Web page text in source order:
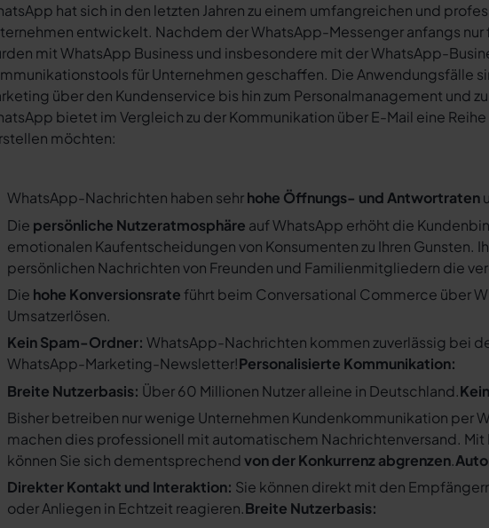
hat sich in den letzten Jahren zu einem umfangreichen und
entwickelt. Nachdem der WhatsApp-Messenger anfangs nur
mit WhatsApp Business und insbesondere mit der WhatsApp-
für Unternehmen geschaffen. Die Anwendungsfälle
über den Kundenservice bis hin zum Personalmanagement und
bietet im Vergleich zu der Kommunikation über E-Mail eine Reihe
möchten:
WhatsApp-Nachrichten haben sehrhohe Öffnungs- und Antwortraten
Die persönliche Nutzeratmosphäre auf WhatsApp erhöht die
emotionalen Kaufentscheidungen von Konsumenten zu Ihren Gunsten.
persönlichen Nachrichten von Freunden und Familienmitgliedern die
Die hohe Konversionsrate führt beim Conversational Commerce über
Umsatzerlösen.
Kein Spam-Ordner: WhatsApp-Nachrichten kommen zuverlässig bei
WhatsApp-Marketing-Newsletter!Personalisierte Kommunikation:
Breite Nutzerbasis: Über 60 Millionen Nutzer alleine in Deutschland.
Bisher betreiben nur wenige Unternehmen Kundenkommunikation per
machen dies professionell mit automatischem Nachrichtenversand.
können Sie sich dementsprechendvon der Konkurrenz abgrenzen.
Direkter Kontakt und Interaktion: Sie können direkt mit den
oder Anliegen in Echtzeit reagieren.Breite Nutzerbasis: